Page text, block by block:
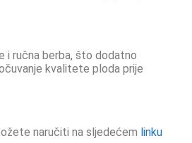
i ručna berba, što dodatno
kvalitete ploda prije
naručiti na sljedećem linku